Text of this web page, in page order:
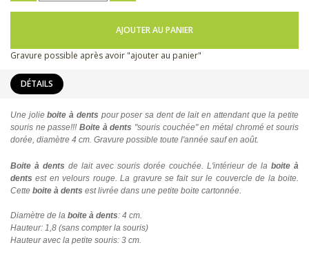
AJOUTER AU PANIER
Gravure possible après avoir "ajouter au panier"
DÉTAILS
Une jolieboite à dents pour poser sa dent de lait en attendant que la petite
souris ne passe!!! Boite à dents "souris couchée" en métal chromé et souris
dorée, diamètre 4 cm. Gravure possible toute l'année sauf en août.
Boite à dents de lait avec souris dorée couchée. L'intérieur de la boite à
dents est en velours rouge. La gravure se fait sur le couvercle de la boite.
Cette boite à dents est livrée dans une petite boite cartonnée.
Diamètre de la boite à dents: 4 cm.
Hauteur: 1,8 (sans compter la souris)
Hauteur avec la petite souris: 3 cm.